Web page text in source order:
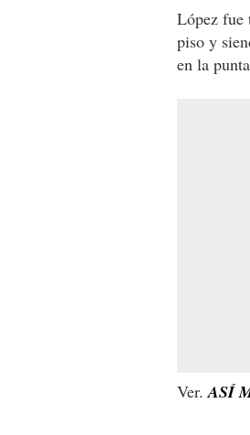
López fue
piso y
en la
Ver.ASÍ